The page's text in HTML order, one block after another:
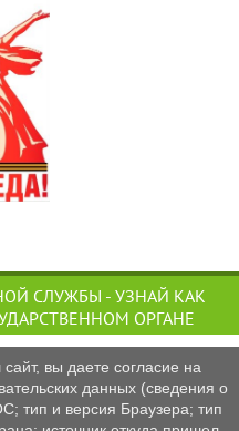
СЛУЖБЫ - УЗНАЙ КАК
ОРГАНЕ
вы даете согласие на
данных (сведения о
тип и версия Браузера; тип